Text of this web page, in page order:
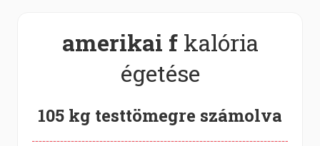
amerikai f kalória
égetése
105 kg testtömegre számolva